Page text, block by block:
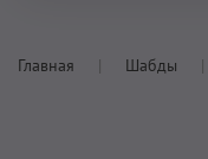
Главная Шабды